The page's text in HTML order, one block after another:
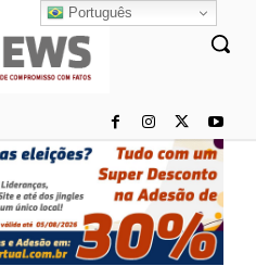
Português